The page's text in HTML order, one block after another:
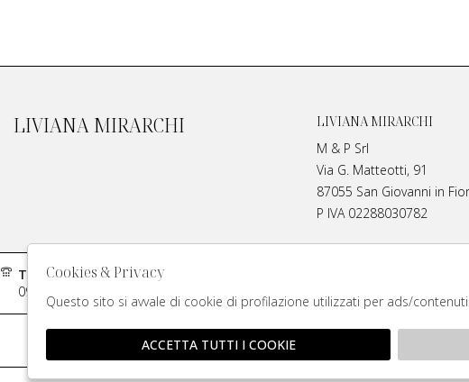
LIVIANA MIRARCHI
LIVIANA MIRARCHI
M & P Srl
Via G. Matteotti, 91
87055 San Giovanni in
P IVA 02288030782
Telefono:
0984970429
Rivenditori
🍪
Cookies & Privacy
Questo sito si avvale di cookie di profilazione utilizzati per ads/
ACCETTA TUTTI I COOKIE